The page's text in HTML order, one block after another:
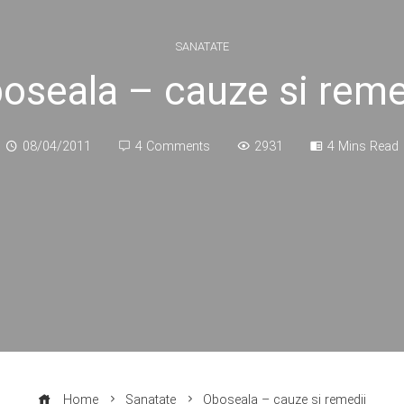
SANATATE
– cauze si
08/04/2011 4 Comments 2931 4 Mins Read
Home Sanatate Oboseala – cauze si remedii